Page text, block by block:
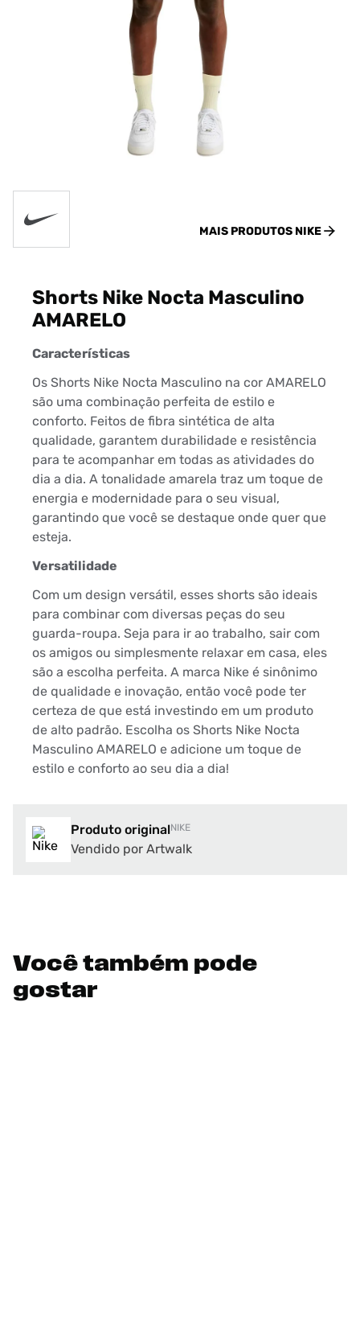
MAIS PRODUTOS NIKE
Shorts Nike Nocta Masculino
AMARELO
Características
Os Shorts Nike Nocta Masculino na cor AMARELO
são uma combinação perfeita de estilo e
conforto. Feitos de fibra sintética de alta
qualidade, garantem durabilidade e resistência
para te acompanhar em todas as atividades do
dia a dia. A tonalidade amarela traz um toque de
energia e modernidade para o seu visual,
garantindo que você se destaque onde quer que
esteja.
Versatilidade
Com um design versátil, esses shorts são ideais
para combinar com diversas peças do seu
guarda-roupa. Seja para ir ao trabalho, sair com
os amigos ou simplesmente relaxar em casa, eles
são a escolha perfeita. A marca Nike é sinônimo
de qualidade e inovação, então você pode ter
certeza de que está investindo em um produto
de alto padrão. Escolha os Shorts Nike Nocta
Masculino AMARELO e adicione um toque de
estilo e conforto ao seu dia a dia!
Produto originalNIKE
Vendido por Artwalk
Você também pode
gostar